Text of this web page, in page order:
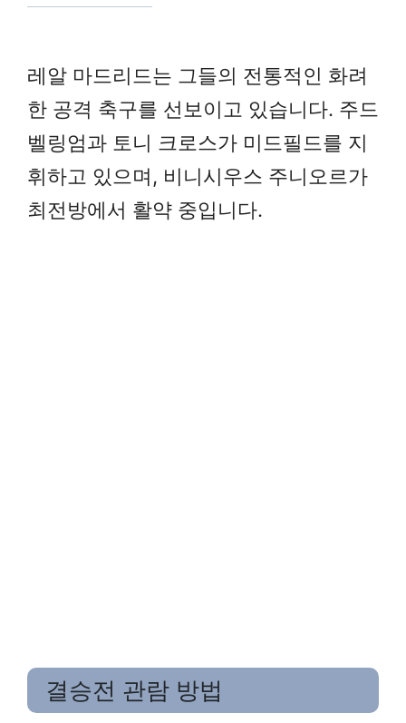
레알 마드리드는 그들의 전통적인 화려
한 공격 축구를 선보이고 있습니다. 주드
벨링엄과 토니 크로스가 미드필드를 지
휘하고 있으며, 비니시우스 주니오르가
최전방에서 활약 중입니다.
결승전 관람 방법